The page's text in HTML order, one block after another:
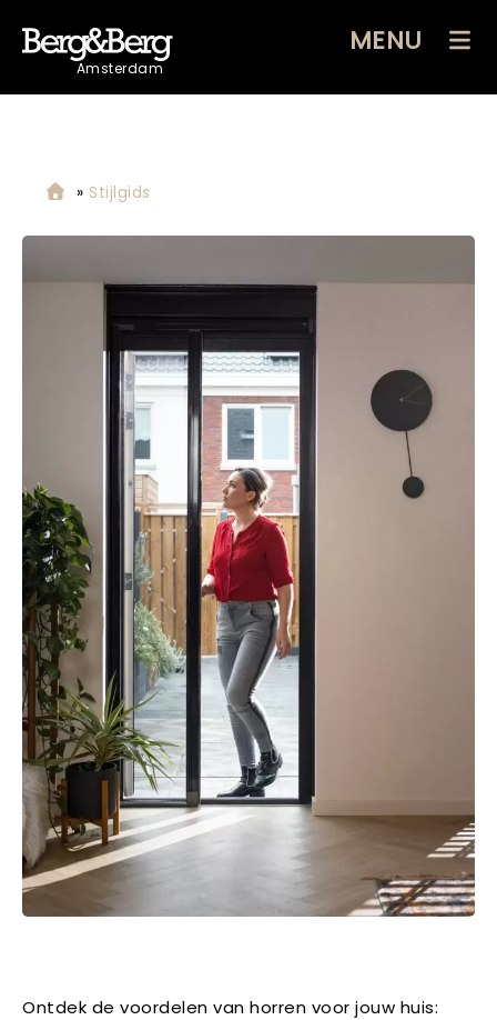
Amsterdam
MENU
» Stijlgids
Ontdek de voordelen van horren voor jouw huis: